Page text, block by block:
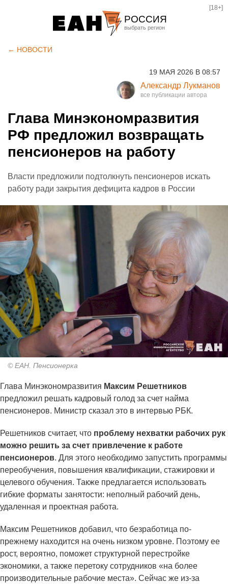
РОССИЯ
Курган
Оренбург
[18+]
← НОВОСТИ
19 МАЯ 2026 В 08:57
Александр Лукманов
Глава Минэкономразвития
РФ предложил возвращать
пенсионеров на работу
Власти предложили подтолкнуть пенсионеров искать
работу ради закрытия дефицита кадров в России
© ЕАН. Пенсионерка
Глава Минэкономразвития Максим Решетников
предложил решать кадровый голод за счет найма
пенсионеров. Министр сказал это в интервью РБК.
Решетников считает, что проблему нехватки рабочих рук
можно решить за счет привлечение к работе
пенсионеров. Для этого необходимо запустить программы
переобучения, повышения квалификации, стажировки и
целевого обучения. Также предлагается использовать
гибкие форматы занятости: неполный рабочий день,
удаленная и проектная работа.
Максим Решетников добавил, что безработица по-
прежнему находится на очень низком уровне. Поэтому ее
рост, вероятно, поможет структурной перестройке
экономики, а также перетоку сотрудников «на более
производительные рабочие места». Сейчас же из-за